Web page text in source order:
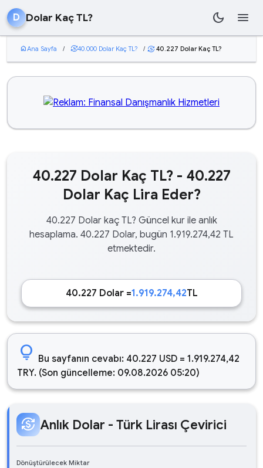
D Dolar Kaç TL? dark_mode menu
homeAna Sayfa / currency_exchange40.000 Dolar Kaç TL? / currency_exchange 40.227 Dolar Kaç TL?
40.227 Dolar Kaç TL? - 40.227
Dolar Kaç Lira Eder?
40.227 Dolar kaç TL? Güncel kur ile anlık
hesaplama. 40.227 Dolar, bugün 1.919.274,42 TL
etmektedir.
40.227 Dolar =1.919.274,42TL
lightbulb Bu sayfanın cevabı: 40.227 USD = 1.919.274,42
TRY. (Son güncelleme: 09.08.2026 05:20)
currency_exchange Anlık Dolar - Türk Lirası Çevirici
Dönüştürülecek Miktar